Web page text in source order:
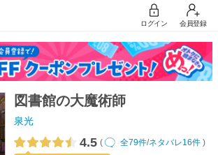
ログイン 会員登録
図書館の大魔術師
泉光
4.5 ( 全79件/ネタバレ16件 )